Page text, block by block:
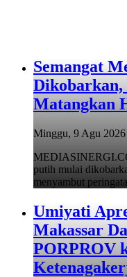
Semangat
Dikobarkan,
Matangkan
Minggu, 9 Agu
putih mulai
menyambut
Umiyati
Makassar
PORPROV